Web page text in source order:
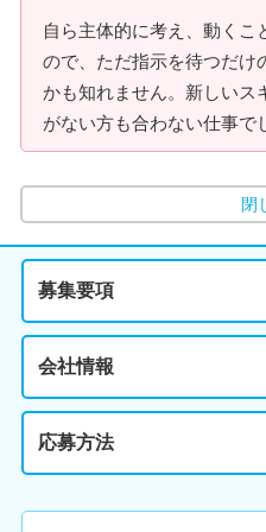
自ら主体的に考え、動くこ
ので、ただ指示を待つだけ
かも知れません。新しいス
がない方も合わない仕事で
閉
募集要項
会社情報
応募方法